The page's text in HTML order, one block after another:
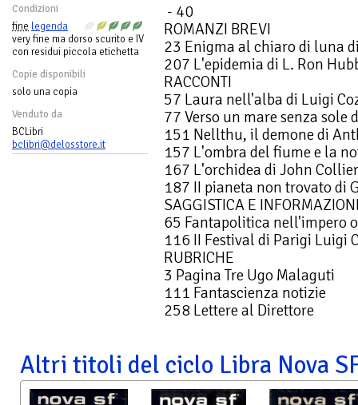
Condizioni
fine legenda
very fine ma dorso scurito e IV
con residui piccola etichetta
Copie disponibili
solo una copia
Venduto da
BCLibri
bclibri@delosstore.it
- 40
ROMANZI BREVI
23 Enigma al chiaro di luna
207 L'epidemia di L. Ron
RACCONTI
57 Laura nell'alba di Luigi
77 Verso un mare senza sole
151 Nellthu, il demone di
157 L'ombra del fiume e la
167 L'orchidea di John Collier
187 II pianeta non trovato di
SAGGISTICA E
65 Fantapolitica nell'impero
116 II Festival di Parigi Luigi
RUBRICHE
3 Pagina Tre Ugo Malaguti
111 Fantascienza notizie
258 Lettere al Direttore
Altri titoli del ciclo Libra Nova